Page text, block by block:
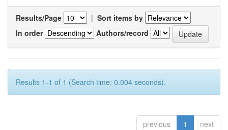
Results/Page | Sort items by
In order
Authors/record
Results 1-1 of 1 (Search time: 0.004 seconds).
previous 1 next